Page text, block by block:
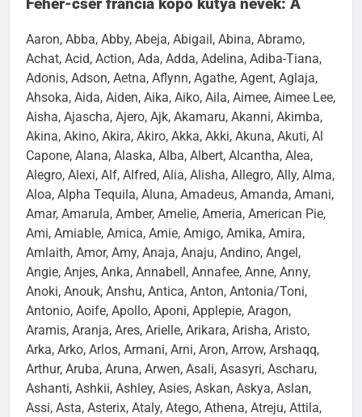
Fehér-cser francia kopó kutya nevek: A
Aaron, Abba, Abby, Abeja, Abigail, Abina, Abramo,
Achat, Acid, Action, Ada, Adda, Adelina, Adiba-Tiana,
Adonis, Adson, Aetna, Aflynn, Agathe, Agent, Aglaja,
Ahsoka, Aida, Aiden, Aika, Aiko, Aila, Aimee, Aimee Lee,
Aisha, Ajascha, Ajero, Ajk, Akamaru, Akanni, Akimba,
Akina, Akino, Akira, Akiro, Akka, Akki, Akuna, Akuti, Al
Capone, Alana, Alaska, Alba, Albert, Alcantha, Alea,
Alegro, Alexi, Alf, Alfred, Alia, Alisha, Allegro, Ally, Alma,
Aloa, Alpha Tequila, Aluna, Amadeus, Amanda, Amani,
Amar, Amarula, Amber, Amelie, Ameria, American Pie,
Ami, Amiable, Amica, Amie, Amigo, Amika, Amira,
Amlaith, Amor, Amy, Anaja, Anaju, Andino, Angel,
Angie, Anjes, Anka, Annabell, Annafee, Anne, Anny,
Anoki, Anouk, Anshu, Antica, Anton, Antonia/Toni,
Antonio, Aoife, Apollo, Aponi, Applepie, Aragon,
Aramis, Aranja, Ares, Arielle, Arikara, Arisha, Aristo,
Arka, Arko, Arlos, Armani, Arni, Aron, Arrow, Arshaqq,
Arthur, Aruba, Aruna, Arwen, Asali, Asasyri, Ascharu,
Ashanti, Ashkii, Ashley, Asies, Askan, Askya, Aslan,
Assi, Asta, Asterix, Ataly, Atego, Athena, Atreju, Attila,